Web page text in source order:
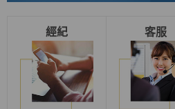
經紀 客服